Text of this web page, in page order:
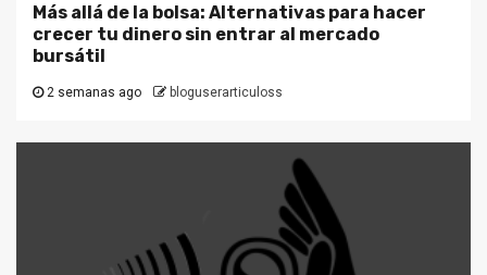
Más allá de la bolsa: Alternativas para hacer
crecer tu dinero sin entrar al mercado
bursátil
2 semanas ago bloguserarticuloss